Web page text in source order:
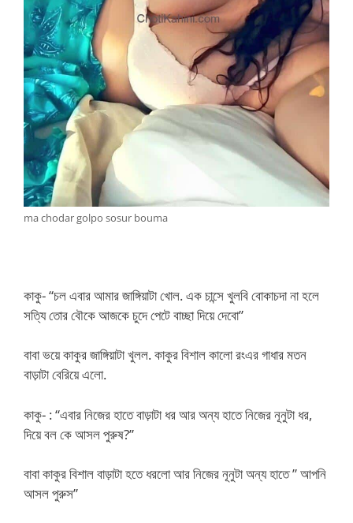
ma chodar golpo sosur bouma
কাকু- “চল এবার আমার জাঙ্গিয়াটা খোল. এক চান্সে খুলবি বোকাচদা না হলে
সত্যি তোর বৌকে আজকে চুদে পেটে বাচ্ছা দিয়ে দেবো”
বাবা ভয়ে কাকুর জাঙ্গিয়াটা খুলল. কাকুর বিশাল কালো রংএর গাধার মতন
বাড়াটা বেরিয়ে এলো.
কাকু- : “এবার নিজের হাতে বাড়াটা ধর আর অন্য হাতে নিজের নূনুটা ধর,
দিয়ে বল কে আসল পুরুষ?”
বাবা কাকুর বিশাল বাড়াটা হতে ধরলো আর নিজের নূনুটা অন্য হাতে ” আপনি
আসল পুরুস”